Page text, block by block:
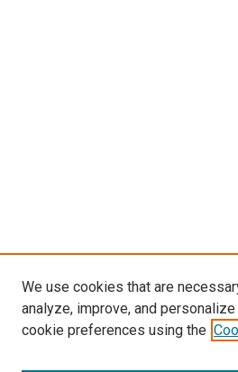
We use cookies that are
analyze, improve, and
cookie preferences using the